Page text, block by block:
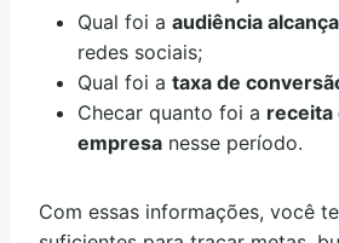
Qual foi a audiência
redes sociais;
Qual foi a taxa de
Checar quanto foi a receita
empresa nesse período.
Com essas informações, você